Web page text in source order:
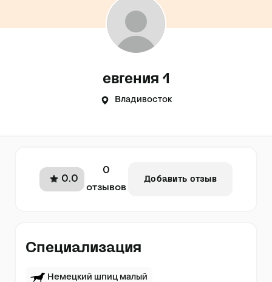
евгения 1
Владивосток
0.0
0
отзывов
Добавить отзыв
Специализация
Немецкий шпиц малый